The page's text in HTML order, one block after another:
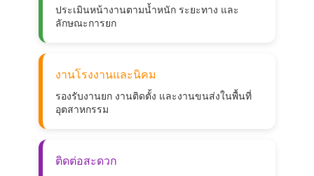
ประเมินหน้างานตามน้ำหนัก ระยะทาง และ
ลักษณะการยก
งานโรงงานและนิคม
รองรับงานยก งานติดตั้ง และงานขนส่งในพื้นที่
อุตสาหกรรม
ติดต่อสะดวก